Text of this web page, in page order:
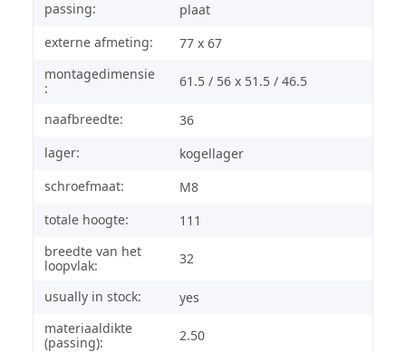
passing:
plaat
externe afmeting:
77 x 67
montagedimensie
:
61.5 / 56 x 51.5 / 46.5
naafbreedte:
36
lager:
kogellager
schroefmaat:
M8
totale hoogte:
111
breedte van het
loopvlak:
32
usually in stock:
yes
materiaaldikte
(passing):
2.50